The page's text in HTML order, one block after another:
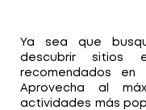
Ya sea que
descubrir sitios
recomendados
Aprovecha al
actividades más